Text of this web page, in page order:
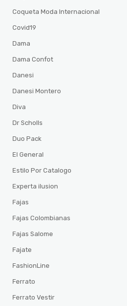
Coqueta Moda Internacional
Covid19
Dama
Dama Confot
Danesi
Danesi Montero
Diva
Dr Scholls
Duo Pack
El General
Estilo Por Catalogo
Experta ilusion
Fajas
Fajas Colombianas
Fajas Salome
Fajate
FashionLine
Ferrato
Ferrato Vestir